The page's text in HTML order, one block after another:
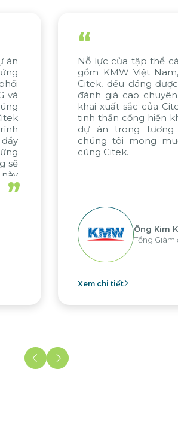
bên liên quan, bao
KMW Hàn Quốc và
ghi nhận. Chúng tôi
môn tư vấn và triển
được thể hiện qua
ngừng. Nếu các
được thực hiện,
tiếp tục hợp tác
Youl
KMW Việt Nam
Hệ
đề
xu